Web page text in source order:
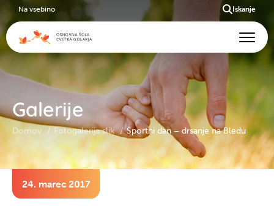
Galerije
Domov Fotogalerija slik Športni dan – drsanje na Bledu
24. marec 2017
Na vsebino Iskanje